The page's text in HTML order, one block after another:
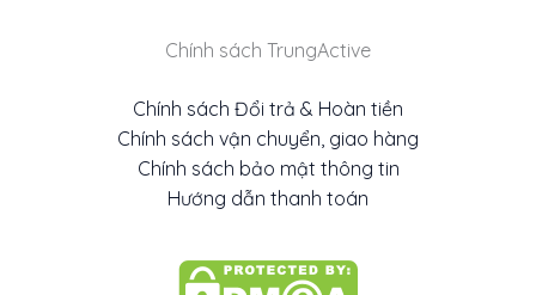
Chính sách TrungActive
Chính sách Đổi trả & Hoàn tiền
Chính sách vận chuyển, giao hàng
Chính sách bảo mật thông tin
Hướng dẫn thanh toán